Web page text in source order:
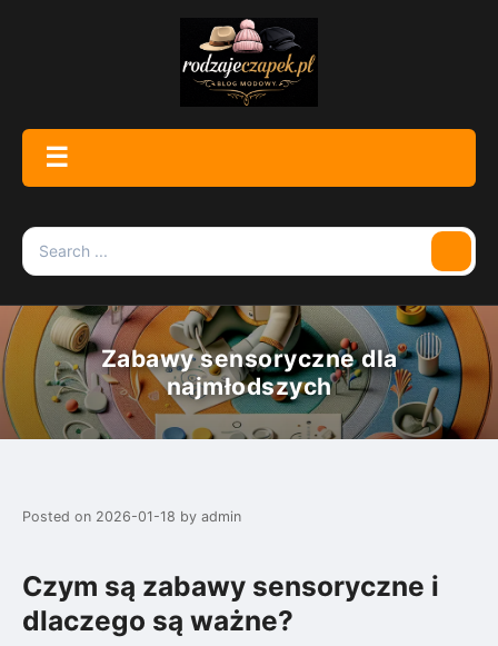
Menu
☰
Search
for:
Zabawy sensoryczne dla
najmłodszych
Posted on 2026-01-18 by admin
Czym są zabawy sensoryczne i
dlaczego są ważne?